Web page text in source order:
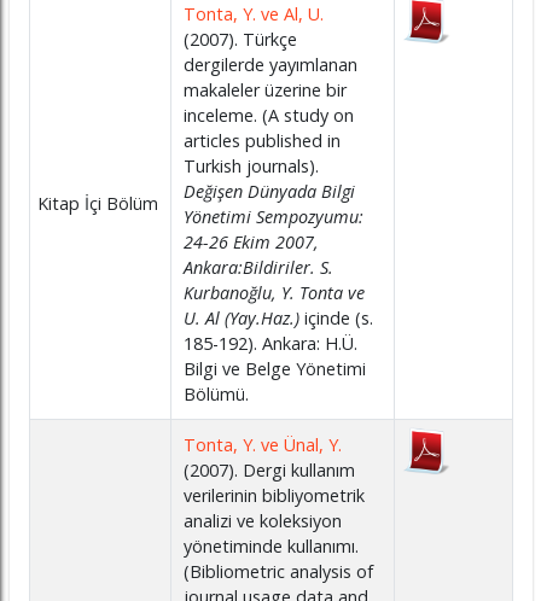
Kitap İçi Bölüm
Tonta, Y. ve Al, U.
(2007). Türkçe
dergilerde yayımlanan
makaleler üzerine bir
inceleme. (A study on
articles published in
Turkish journals).
Değişen Dünyada Bilgi
Yönetimi Sempozyumu:
24-26 Ekim 2007,
Ankara:Bildiriler. S.
Kurbanoğlu, Y. Tonta ve
U. Al (Yay.Haz.) içinde (s.
185-192). Ankara: H.Ü.
Bilgi ve Belge Yönetimi
Bölümü.
Tonta, Y. ve Ünal, Y.
(2007). Dergi kullanım
verilerinin bibliyometrik
analizi ve koleksiyon
yönetiminde kullanımı.
(Bibliometric analysis of